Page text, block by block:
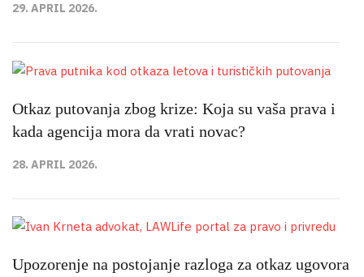
29. APRIL 2026.
Otkaz putovanja zbog krize: Koja su vaša prava i
kada agencija mora da vrati novac?
28. APRIL 2026.
Upozorenje na postojanje razloga za otkaz ugovora